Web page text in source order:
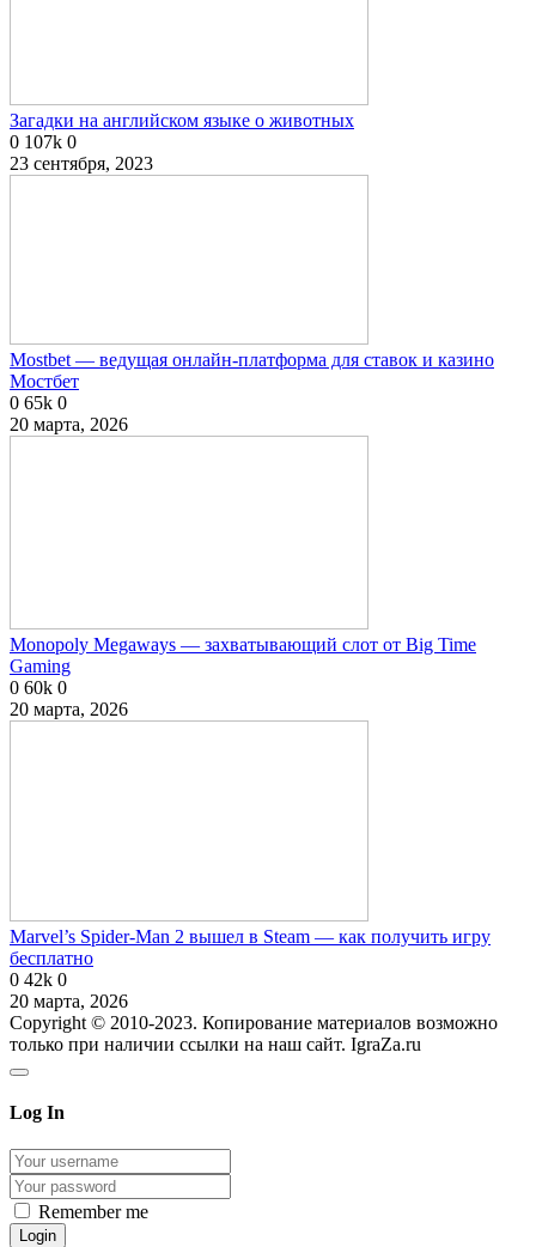
Загадки на английском языке о животных
0 107k 0
23 сентября, 2023
Mostbet — ведущая онлайн-платформа для ставок и казино
Мостбет
0 65k 0
20 марта, 2026
Monopoly Megaways — захватывающий слот от Big Time
Gaming
0 60k 0
20 марта, 2026
Marvel’s Spider-Man 2 вышел в Steam — как получить игру
бесплатно
0 42k 0
20 марта, 2026
Copyright © 2010-2023. Копирование материалов возможно
только при наличии ссылки на наш сайт. IgraZa.ru
Log In
Remember me